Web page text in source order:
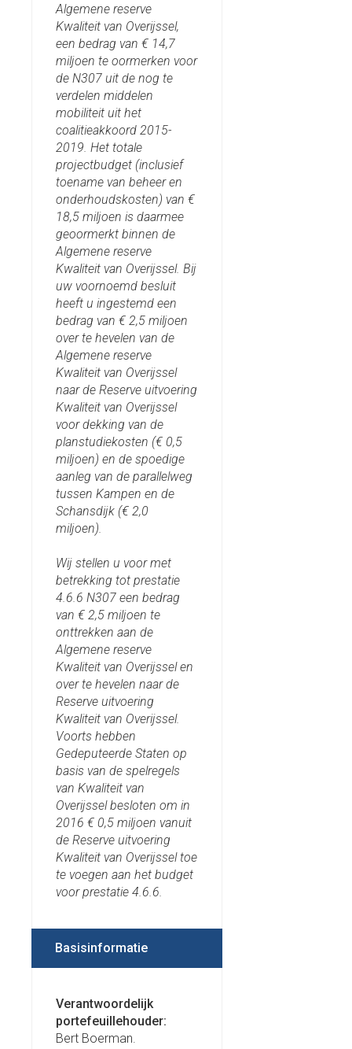
Algemene reserve
Kwaliteit van Overijssel,
een bedrag van € 14,7
miljoen te oormerken voor
de N307 uit de nog te
verdelen middelen
mobiliteit uit het
coalitieakkoord 2015-
2019. Het totale
projectbudget (inclusief
toename van beheer en
onderhoudskosten) van €
18,5 miljoen is daarmee
geoormerkt binnen de
Algemene reserve
Kwaliteit van Overijssel. Bij
uw voornoemd besluit
heeft u ingestemd een
bedrag van € 2,5 miljoen
over te hevelen van de
Algemene reserve
Kwaliteit van Overijssel
naar de Reserve uitvoering
Kwaliteit van Overijssel
voor dekking van de
planstudiekosten (€ 0,5
miljoen) en de spoedige
aanleg van de parallelweg
tussen Kampen en de
Schansdijk (€ 2,0
miljoen).
Wij stellen u voor met
betrekking tot prestatie
4.6.6 N307 een bedrag
van € 2,5 miljoen te
onttrekken aan de
Algemene reserve
Kwaliteit van Overijssel en
over te hevelen naar de
Reserve uitvoering
Kwaliteit van Overijssel.
Voorts hebben
Gedeputeerde Staten op
basis van de spelregels
van Kwaliteit van
Overijssel besloten om in
2016 € 0,5 miljoen vanuit
de Reserve uitvoering
Kwaliteit van Overijssel toe
te voegen aan het budget
voor prestatie 4.6.6.
Basisinformatie
Verantwoordelijk
portefeuillehouder:
Bert Boerman.